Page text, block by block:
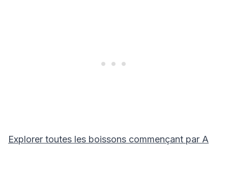
Explorer toutes les boissons commençant par A